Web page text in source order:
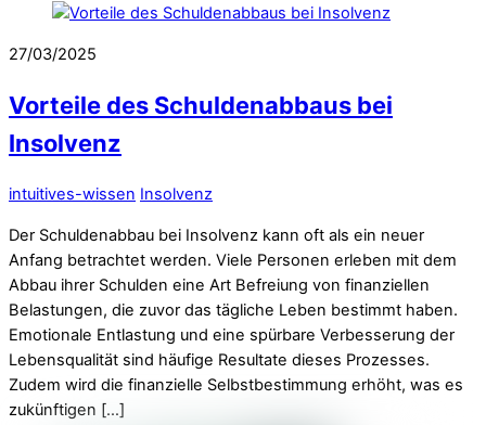
27/03/2025
Vorteile des Schuldenabbaus bei
Insolvenz
intuitives-wissen Insolvenz
Der Schuldenabbau bei Insolvenz kann oft als ein neuer
Anfang betrachtet werden. Viele Personen erleben mit dem
Abbau ihrer Schulden eine Art Befreiung von finanziellen
Belastungen, die zuvor das tägliche Leben bestimmt haben.
Emotionale Entlastung und eine spürbare Verbesserung der
Lebensqualität sind häufige Resultate dieses Prozesses.
Zudem wird die finanzielle Selbstbestimmung erhöht, was es
zukünftigen […]